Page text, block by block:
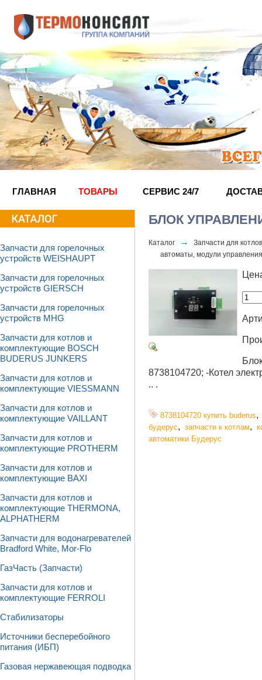
ГЛАВНАЯ ТОВАРЫ СЕРВИС 24/7
Запчасти для горелочных
устройств WEISHAUPT
Запчасти для горелочных
устройств GIERSCH
Запчасти для горелочных
устройств MHG
Запчасти для котлов и
комплектующие BOSCH
BUDERUS JUNKERS
Запчасти для котлов и
комплектующие VIESSMANN
Запчасти для котлов и
комплектующие VAILLANT
Запчасти для котлов и
комплектующие PROTHERM
Запчасти для котлов и
комплектующие BAXI
Запчасти для котлов и
комплектующие THERMONA,
ALPHATHERM
Запчасти для водонагревателей
Bradford White, Mor-Flo
ГазЧасть (Запчасти)
Запчасти для котлов и
комплектующие FERROLI
Стабилизаторы
Источники бесперебойного
питания (ИБП)
Газовая нержавеющая подводка
БЛОК
Каталог →
Запчасти для
автоматы, модули управления
8738104720; -Котел
.. .
8738104720 купить buderus
будерус, запчасти к котлам,
автоматики Будерус